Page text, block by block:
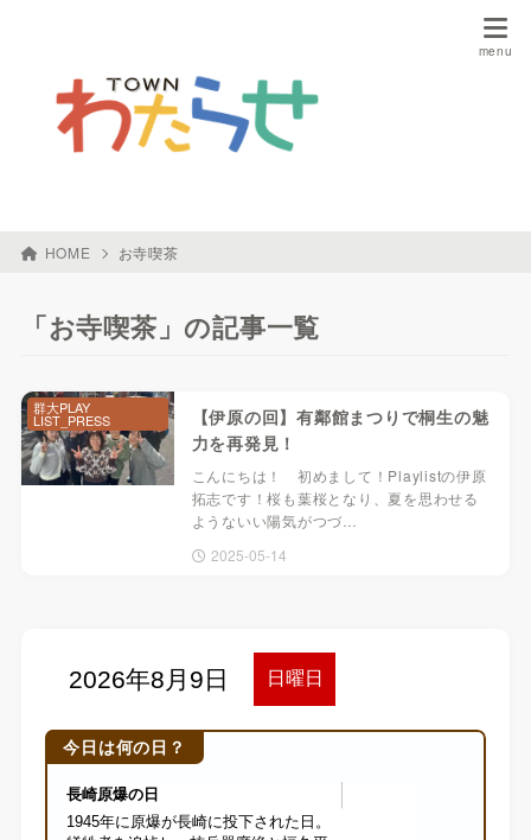
HOME お寺喫茶
「お寺喫茶」の記事一覧
【伊原の回】有鄰館まつりで桐生の魅
力を再発見！
こんにちは！ 初めまして！Playlistの伊原
拓志です！桜も葉桜となり、夏を思わせる
ようないい陽気がつづ…
2025-05-14
群大PLAY
LIST_PRESS
今日は何の日？